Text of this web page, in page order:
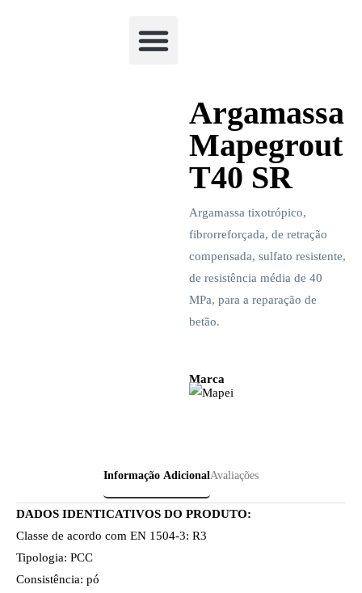
Argamassa
Mapegrout
T40 SR
Argamassa tixotrópico,
fibrorreforçada, de retração
compensada, sulfato resistente,
de resistência média de 40
MPa, para a reparação de
betão.
Marca
Informação AdicionalAvaliações
DADOS IDENTICATIVOS DO PRODUTO:
Classe de acordo com EN 1504-3: R3
Tipologia: PCC
Consistência: pó